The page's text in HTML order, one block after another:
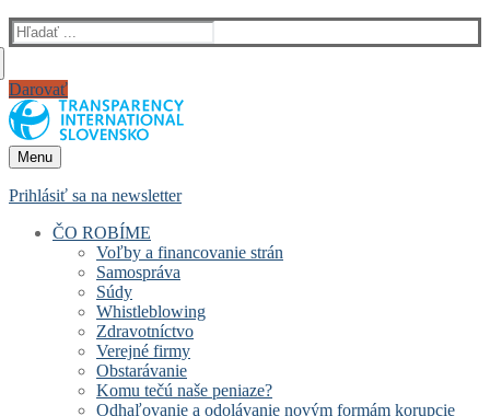
Hľadať:
Darovať
Menu
Prihlásiť sa na newsletter
ČO ROBÍME
Voľby a financovanie strán
Samospráva
Súdy
Whistleblowing
Zdravotníctvo
Verejné firmy
Obstarávanie
Komu tečú naše peniaze?
Odhaľovanie a odolávanie novým formám korupcie